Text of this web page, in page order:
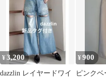
¥3,200
dazzlin レイヤードワイ
¥900
ピンクベ